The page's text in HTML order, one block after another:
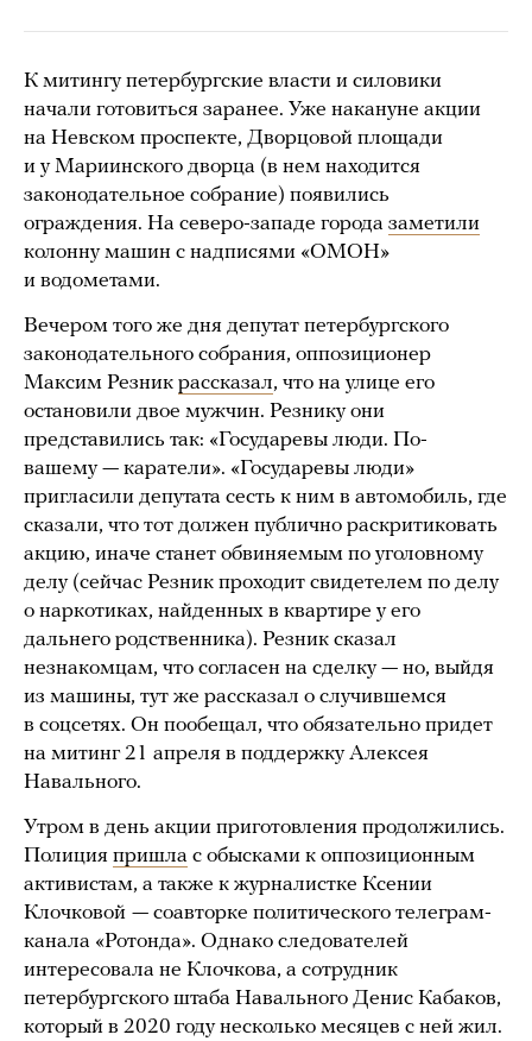
К митингу петербургские власти и силовики
начали готовиться заранее. Уже накануне акции
на Невском проспекте, Дворцовой площади
и у Мариинского дворца (в нем находится
законодательное собрание) появились
ограждения. На северо-западе города заметили
колонну машин с надписями «ОМОН»
и водометами.
Вечером того же дня депутат петербургского
законодательного собрания, оппозиционер
Максим Резник рассказал, что на улице его
остановили двое мужчин. Резнику они
представились так: «Государевы люди. По-
вашему — каратели». «Государевы люди»
пригласили депутата сесть к ним в автомобиль, где
сказали, что тот должен публично раскритиковать
акцию, иначе станет обвиняемым по уголовному
делу (сейчас Резник проходит свидетелем по делу
о наркотиках, найденных в квартире у его
дальнего родственника). Резник сказал
незнакомцам, что согласен на сделку — но, выйдя
из машины, тут же рассказал о случившемся
в соцсетях. Он пообещал, что обязательно придет
на митинг 21 апреля в поддержку Алексея
Навального.
Утром в день акции приготовления продолжились.
Полиция пришла с обысками к оппозиционным
активистам, а также к журналистке Ксении
Клочковой — соавторке политического телеграм-
канала «Ротонда». Однако следователей
интересовала не Клочкова, а сотрудник
петербургского штаба Навального Денис Кабаков,
который в 2020 году несколько месяцев с ней жил.